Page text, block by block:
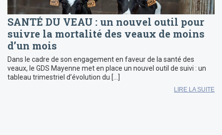
SANTÉ DU VEAU : un nouvel outil pour
suivre la mortalité des veaux de moins
d’un mois
Dans le cadre de son engagement en faveur de la santé des
veaux, le GDS Mayenne met en place un nouvel outil de suivi : un
tableau trimestriel d’évolution du […]
LIRE LA SUITE